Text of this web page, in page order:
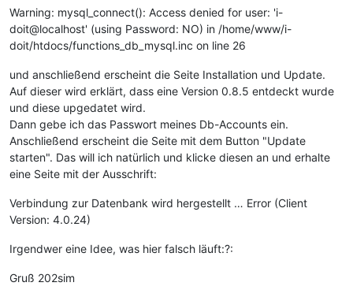
Warning: mysql_connect(): Access denied for user: 'i-
doit@localhost' (using Password: NO) in /home/www/i-
doit/htdocs/functions_db_mysql.inc on line 26
und anschließend erscheint die Seite Installation und Update.
Auf dieser wird erklärt, dass eine Version 0.8.5 entdeckt wurde
und diese upgedatet wird.
Dann gebe ich das Passwort meines Db-Accounts ein.
Anschließend erscheint die Seite mit dem Button "Update
starten". Das will ich natürlich und klicke diesen an und erhalte
eine Seite mit der Ausschrift:
Verbindung zur Datenbank wird hergestellt … Error (Client
Version: 4.0.24)
Irgendwer eine Idee, was hier falsch läuft:?:
Gruß 202sim